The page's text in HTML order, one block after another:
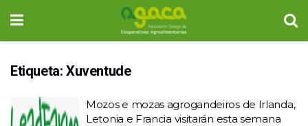
Etiqueta: Xuventude
Mozos e mozas agrogandeiros de Irlanda,
Letonia e Francia visitarán esta semana